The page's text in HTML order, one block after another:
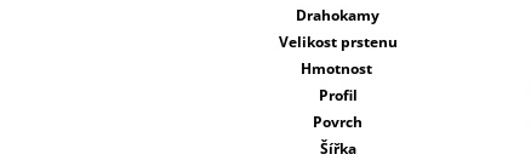
Drahokamy
Velikost prstenu
Hmotnost
Profil
Povrch
Šířka